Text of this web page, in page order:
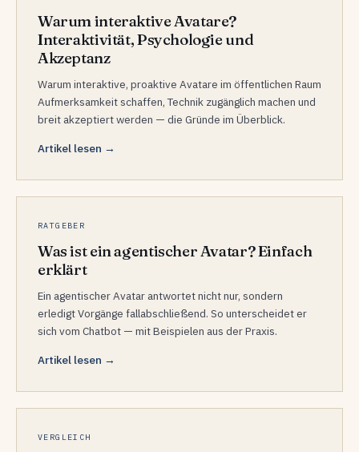
Warum interaktive Avatare?
Interaktivität, Psychologie und
Akzeptanz
Warum interaktive, proaktive Avatare im öffentlichen Raum
Aufmerksamkeit schaffen, Technik zugänglich machen und
breit akzeptiert werden — die Gründe im Überblick.
Artikel lesen →
RATGEBER
Was ist ein agentischer Avatar? Einfach
erklärt
Ein agentischer Avatar antwortet nicht nur, sondern
erledigt Vorgänge fallabschließend. So unterscheidet er
sich vom Chatbot — mit Beispielen aus der Praxis.
Artikel lesen →
VERGLEICH